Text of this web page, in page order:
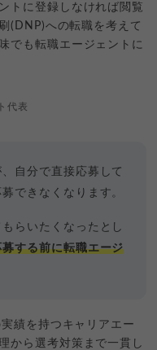
トに登録しなければ閲覧
(DNP)への転職を考えて
でも転職エージェントに
代表
自分で直接応募して
できなくなります。
らいたくなったとし
する前に転職エージ
績を持つキャリアエー
から選考対策まで一貫し